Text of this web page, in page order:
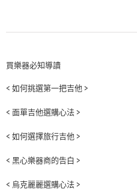
買樂器必知導讀
< 如何挑選第一把吉他 >
< 面單吉他選購心法 >
< 如何選擇旅行吉他 >
< 黑心樂器商的告白 >
< 烏克麗麗選購心法 >